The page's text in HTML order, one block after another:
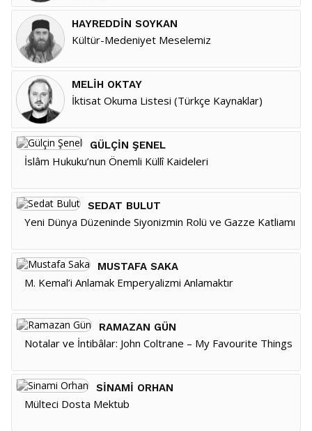
HAYREDDIN SOYKAN
Kültür-Medeniyet Meselemiz
MELIH OKTAY
İktisat Okuma Listesi (Türkçe Kaynaklar)
GÜLÇIN ŞENEL
İslâm Hukuku’nun Önemli Küllî Kaideleri
SEDAT BULUT
Yeni Dünya Düzeninde Siyonizmin Rolü ve Gazze Katliamı
MUSTAFA SAKA
M. Kemal’i Anlamak Emperyalizmi Anlamaktır
RAMAZAN GÜN
Notalar ve İntibâlar: John Coltrane – My Favourite Things
SINAMI ORHAN
Mülteci Dosta Mektub